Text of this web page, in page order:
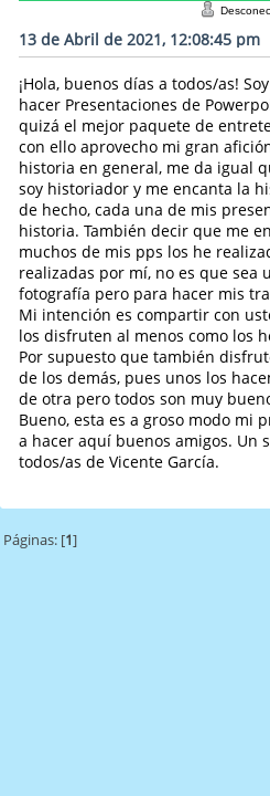
13 de Abril de 2021, 12:08:45 pm
¡Hola, buenos días a todos/as!
hacer Presentaciones de
quizá el mejor paquete de
con ello aprovecho mi gran
historia en general, me da igual
soy historiador y me encanta la
de hecho, cada una de mis
historia. También decir que me
muchos de mis pps los he
realizadas por mí, no es que sea
fotografía pero para hacer mis
Mi intención es compartir con
los disfruten al menos como los
Por supuesto que también
de los demás, pues unos los
de otra pero todos son muy
Bueno, esta es a groso modo mi
a hacer aquí buenos amigos. Un
todos/as de Vicente García.
Páginas: [1]